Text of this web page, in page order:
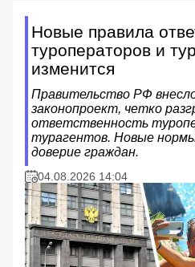
Новые правила
туроператоров и
изменится
Правительство РФ
законопроект, четко
ответственность
турагентов. Новые
доверие граждан.
04.08.2026 14:04